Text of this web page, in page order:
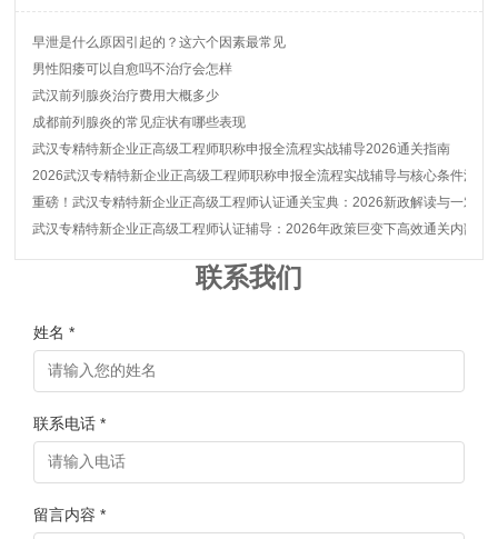
早泄是什么原因引起的？这六个因素最常见
男性阳痿可以自愈吗不治疗会怎样
武汉前列腺炎治疗费用大概多少
成都前列腺炎的常见症状有哪些表现
武汉专精特新企业正高级工程师职称申报全流程实战辅导2026通关指南
2026武汉专精特新企业正高级工程师职称申报全流程实战辅导与核心条件深度
重磅！武汉专精特新企业正高级工程师认证通关宝典：2026新政解读与一对一
武汉专精特新企业正高级工程师认证辅导：2026年政策巨变下高效通关内部秘
联系我们
姓名 *
联系电话 *
留言内容 *